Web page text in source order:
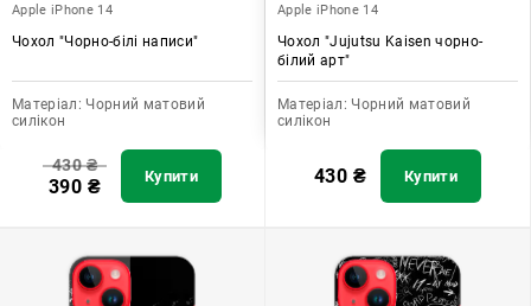
Apple iPhone 14
Чохол "Чорно-білі написи"
Матеріал: Чорний матовий
силікон
430₴
390 ₴ Купити
Apple iPhone 14
Чохол "Jujutsu Kaisen чорно-
білий арт"
Матеріал: Чорний матовий
силікон
430 ₴ Купити